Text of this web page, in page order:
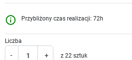
info_outline Przybliżony czas realizacji: 72h
Liczba
- + z 22 sztuk